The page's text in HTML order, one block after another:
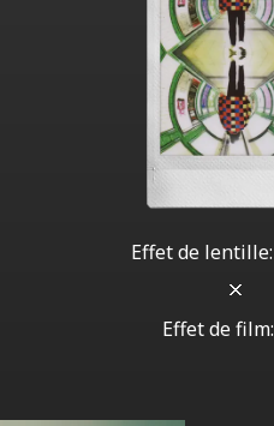
Effet de lentille:
Effet de film: